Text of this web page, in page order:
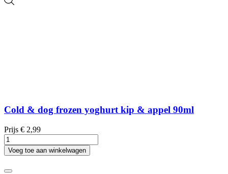
Cold & dog frozen yoghurt kip & appel 90ml
Prijs € 2,99
Voeg toe aan winkelwagen